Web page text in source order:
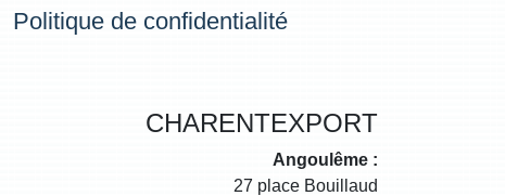
Politique de confidentialité
CHARENTEXPORT
Angoulême :
27 place Bouillaud